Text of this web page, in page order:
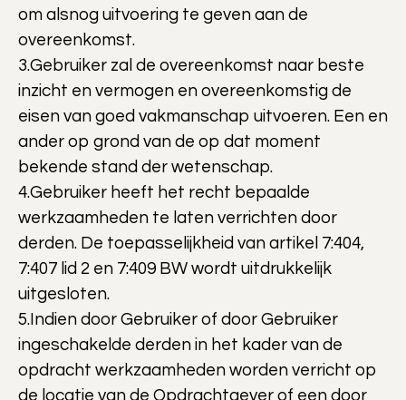
om alsnog uitvoering te geven aan de
overeenkomst.
3.Gebruiker zal de overeenkomst naar beste
inzicht en vermogen en overeenkomstig de
eisen van goed vakmanschap uitvoeren. Een en
ander op grond van de op dat moment
bekende stand der wetenschap.
4.Gebruiker heeft het recht bepaalde
werkzaamheden te laten verrichten door
derden. De toepasselijkheid van artikel 7:404,
7:407 lid 2 en 7:409 BW wordt uitdrukkelijk
uitgesloten.
5.Indien door Gebruiker of door Gebruiker
ingeschakelde derden in het kader van de
opdracht werkzaamheden worden verricht op
de locatie van de Opdrachtgever of een door